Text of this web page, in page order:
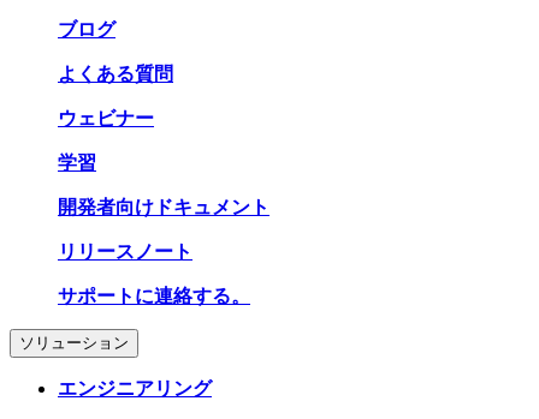
ブログ
よくある質問
ウェビナー
学習
開発者向けドキュメント
リリースノート
サポートに連絡する。
ソリューション
エンジニアリング